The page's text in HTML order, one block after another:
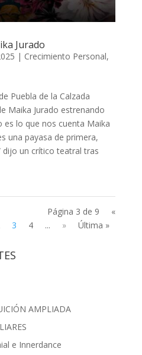
Jurado
| Crecimiento Personal,
Puebla de la Calzada
Maika Jurado estrenando
es lo que nos cuenta Maika
una payasa de primera,
dijo un crítico teatral tras
Página 3 de 9
«
3 4 ... » Última »
AMPLIADA
e Innerdance